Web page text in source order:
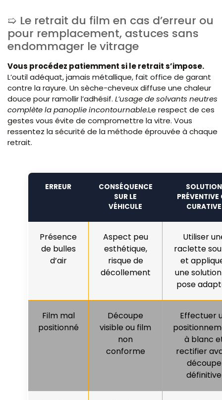
Le retrait du film en cas d’erreur ou
pour remplacement, astuces sans
endommager le vitrage
Vous procédez patiemment si le retrait s’impose.
L’outil adéquat, jamais métallique, fait office de garant
contre la rayure. Un sèche-cheveux diffuse une chaleur
douce pour ramollir l’adhésif. L’usage de solvants neutres
complète la panoplie incontournable.Le respect de ces
gestes vous évite de compromettre la vitre. Vous
ressentez la sécurité de la méthode éprouvée à chaque
retrait.
ERREUR
CONSÉQUENCE
SUR LE
VÉHICULE
SOLUTION
PRÉVENTIVE
CURATIVE
Présence
de bulles
d’air
Aspect peu
esthétique,
risque de
décollement
Utiliser
raclette
et
une
pose
Film mal
positionné
Découpe
visible ou film
non
conforme
Effectuer
à blanc
rectifier
découpe
définitive